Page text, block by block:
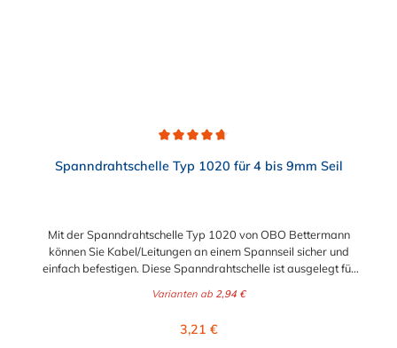
Spanndrahtschelle Typ 1020 für 4 bis 9mm Seil
Mit der Spanndrahtschelle Typ 1020 von OBO Bettermann
können Sie Kabel/Leitungen an einem Spannseil sicher und
einfach befestigen. Diese Spanndrahtschelle ist ausgelegt für
eine M4x13 mm Schlitzschraube.
Varianten ab 2,94 €
Regulärer Preis:
3,21 €